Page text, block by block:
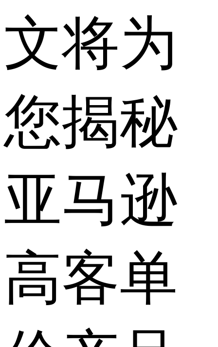
文将为
您揭秘
亚马逊
高客单